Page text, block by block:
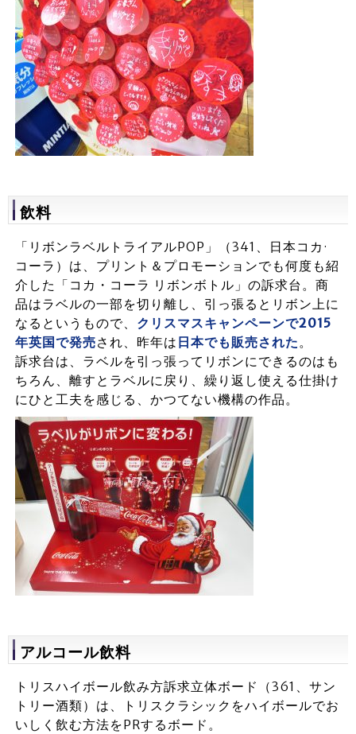
飲料
「リボンラベルトライアルPOP」（341、日本コカ·
コーラ）は、プリント＆プロモーションでも何度も紹
介した「コカ・コーラ リボンボトル」の訴求台。商
品はラベルの一部を切り離し、引っ張るとリボン上に
なるというもので、 クリスマスキャンペーンで2015
年英国で発売され、昨年は 日本でも販売された 。
訴求台は、ラベルを引っ張ってリボンにできるのはも
ちろん、離すとラベルに戻り、繰り返し使える仕掛け
にひと工夫を感じる、かつてない機構の作品。
アルコール飲料
トリスハイボール飲み方訴求立体ボード（361、サン
トリー酒類）は、トリスクラシックをハイボールでお
いしく飲む方法をPRするボード。